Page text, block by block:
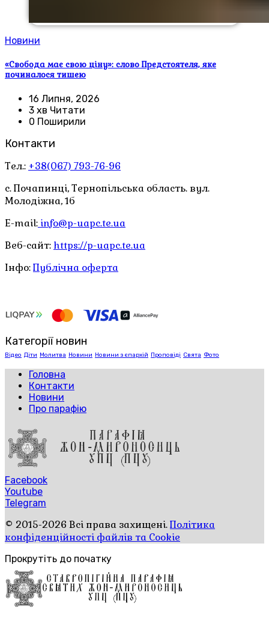
Новини
«Свобода має свою ціну»: слово Предстоятеля, яке
починалося тишею
16 Липня, 2026
3 хв Читати
0 Поширили
Контакти
Тел.: +38(067) 793-76-96
с. Почапинці, Тернопільська область. вул.
Молодіжна, 1б
E-mail: info@p-uapc.te.ua
Веб-сайт: https://p-uapc.te.ua
Інфо:Публічна оферта
Категорії новин
Відео Діти Молитва Новини Новини з єпархій Проповіді Свята Фото
Головна
Контакти
Новини
Про парафію
Facebook
Youtube
Telegram
© 2015-2026 Всі права захищені.Політика
конфіденційності файлів та Cookie
Прокрутіть до початку